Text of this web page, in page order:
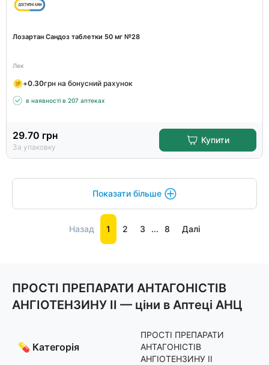
Лозартан Сандоз таблетки 50 мг №28
Лек
+0.30грн на бонусний рахунок
в наявності в 207 аптеках
29.70 грн
За упаковку
Купити
Показати більше
Назад 1 2 3 ... 8 Далі
ПРОСТІ ПРЕПАРАТИ АНТАГОНІСТІВ
АНГІОТЕНЗИНУ II — ціни в Аптеці АНЦ
💊 Категорія
ПРОСТІ ПРЕПАРАТИ
АНТАГОНІСТІВ
АНГІОТЕНЗИНУ II